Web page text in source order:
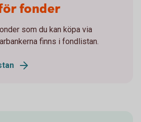
fonder
som du kan köpa via
finns i fondlistan.